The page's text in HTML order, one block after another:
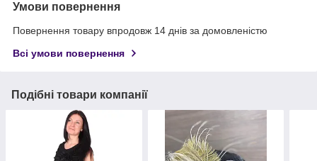
Умови повернення
Повернення товару впродовж 14 днів за домовленістю
Всі умови повернення
Подібні товари компанії